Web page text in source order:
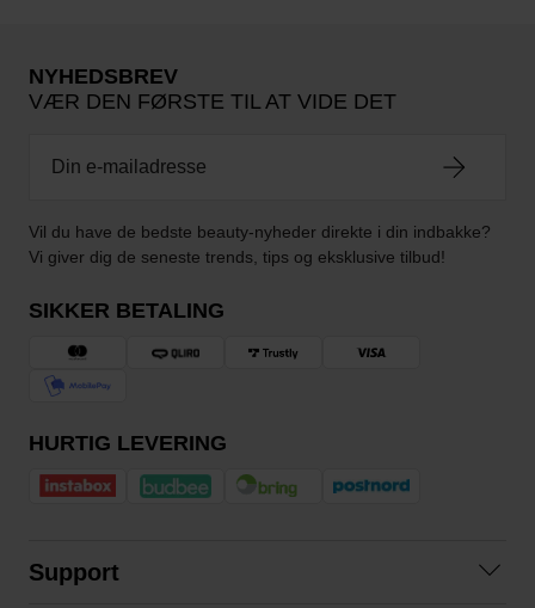
NYHEDSBREV
VÆR DEN FØRSTE TIL AT VIDE DET
Vil du have de bedste beauty-nyheder direkte i din indbakke?
Vi giver dig de seneste trends, tips og eksklusive tilbud!
SIKKER BETALING
HURTIG LEVERING
Support